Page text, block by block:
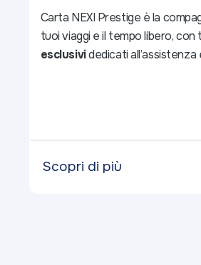
Carta NEXI Prestige è la
tuoi viaggi e il tempo libero, con
esclusividedicati all’assistenza
Scopri di più